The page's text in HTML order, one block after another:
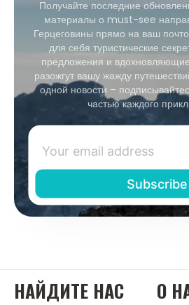
Получайте последние
материалы о must-see
Герцеговины прямо на ваш
для себя туристические
предложения и
разожгут вашу жажду
одной новости –
частью каждого
НАЙДИТЕ НАС О